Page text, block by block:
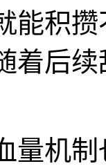
能积
着后
量机